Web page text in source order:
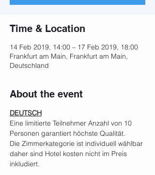
Time & Location
14 Feb 2019, 14:00 – 17 Feb 2019, 18:00
Frankfurt am Main, Frankfurt am Main,
Deutschland
About the event
DEUTSCH
Eine limitierte Teilnehmer Anzahl von 10
Personen garantiert höchste Qualität.
Die Zimmerkategorie ist individuell wählbar
daher sind Hotel kosten nicht im Preis
inkludiert.